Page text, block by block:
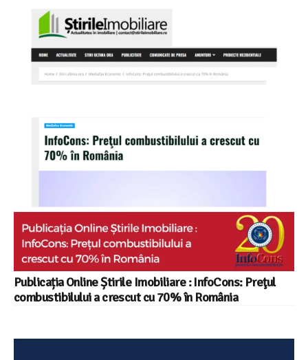
Publicația Online Știrile Imobiliare : InfoCons: Preţul
combustibilului a crescut cu 70% în România